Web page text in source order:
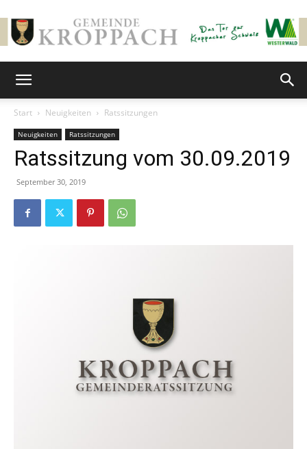
Start Neuigkeiten Ratssitzungen
Neuigkeiten Ratssitzungen
Ratssitzung vom 30.09.2019
September 30, 2019